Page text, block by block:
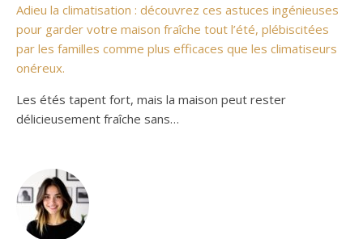
Adieu la climatisation : découvrez ces astuces ingénieuses
pour garder votre maison fraîche tout l’été, plébiscitées
par les familles comme plus efficaces que les climatiseurs
onéreux.
Les étés tapent fort, mais la maison peut rester
délicieusement fraîche sans…